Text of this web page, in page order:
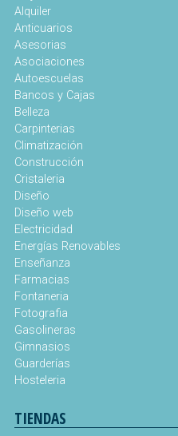
Alquiler
Anticuarios
Asesorias
Asociaciones
Autoescuelas
Bancos y Cajas
Belleza
Carpinterias
Climatización
Construcción
Cristaleria
Diseño
Diseño web
Electricidad
Energías Renovables
Enseñanza
Farmacias
Fontaneria
Fotografia
Gasolineras
Gimnasios
Guarderías
Hosteleria
TIENDAS